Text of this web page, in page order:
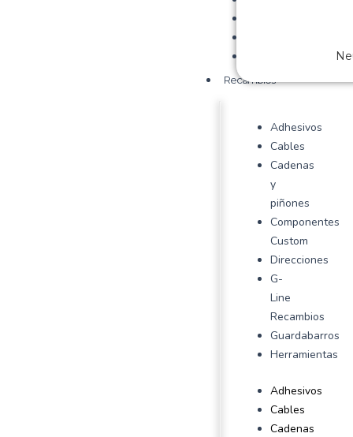
Recambios
Adhesivos
Cables
Cadenas
y
piñones
Componentes
Custom
Direcciones
G-
Line
Recambios
Guardabarros
Herramientas
Adhesivos
Cables
Cadenas